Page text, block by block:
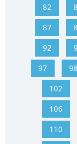
82
87
92
97 98
102
106
110